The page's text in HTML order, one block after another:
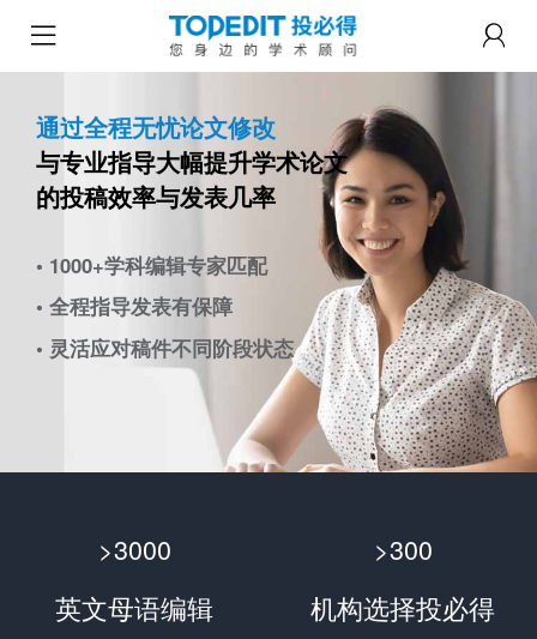
通过全程无忧论文修改
与专业指导大幅提升学术论文
的投稿效率与发表几率
• 1000+学科编辑专家匹配
• 全程指导发表有保障
• 灵活应对稿件不同阶段状态
>3000
英文母语编辑
>300
机构选择投必得